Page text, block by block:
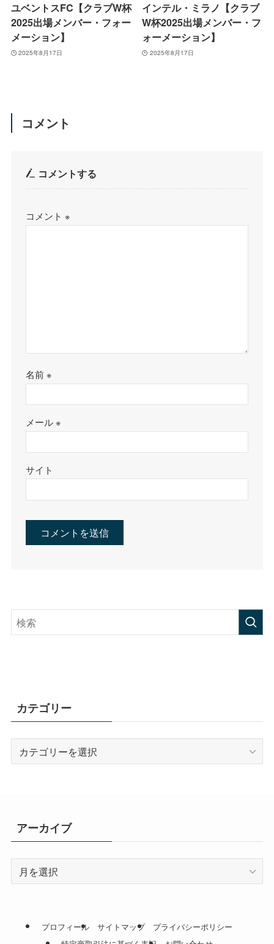
ユベントスFC【クラブW杯
2025出場メンバー・フォー
メーション】
2025年8月17日
インテル・ミラノ【クラブ
W杯2025出場メンバー・フ
ォーメーション】
2025年8月17日
コメント
コメントする
コメント※
名前※
メール※
サイト
カテゴリー
テ
アーカイブ
ー
プロフィール サイトマップ
プライバシーポリシー